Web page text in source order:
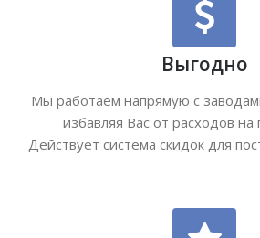
Выгодно
Мы работаем напрямую с
избавляя Вас от расходов на
Действует система скидок для